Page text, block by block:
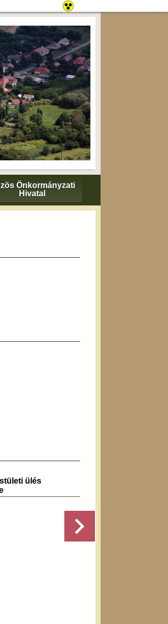
Önkormányzati
Hivatal
ülés